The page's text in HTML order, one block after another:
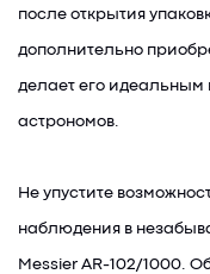
после открытия
дополнительно
делает его
астрономов.
Не упустите
наблюдения в
Messier AR-102/1000.